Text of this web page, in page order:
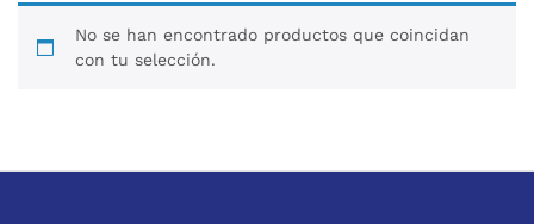
No se han encontrado productos que coincidan
con tu selección.